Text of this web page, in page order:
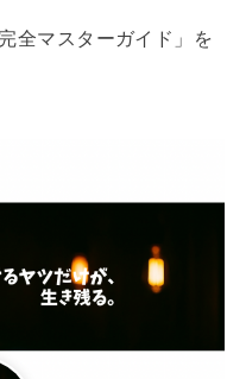
全マスターガイド」を